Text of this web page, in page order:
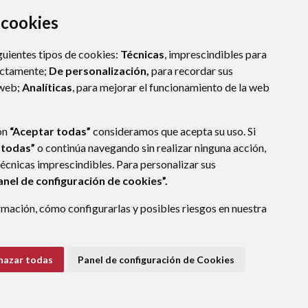
tipos de cookies: Técnicas, imprescindibles para
De personalización, para recordar sus
Analíticas, para mejorar el funcionamiento de la web
“Aceptar todas” consideramos que acepta su uso. Si
o continúa navegando sin realizar ninguna acción,
imprescindibles. Para personalizar sus
de configuración de cookies”.
cómo configurarlas y posibles riesgos en nuestra
todas Panel de configuración de Cookies